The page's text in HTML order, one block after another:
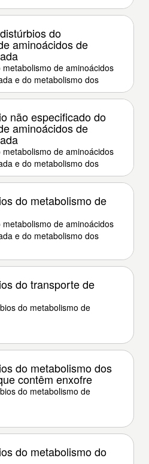
do
aminoácidos de
metabolismo de aminoácidos
e do metabolismo dos
não especificado do
aminoácidos de
metabolismo de aminoácidos
e do metabolismo dos
do metabolismo de
metabolismo de aminoácidos
e do metabolismo dos
do transporte de
do metabolismo de
do metabolismo dos
contêm enxofre
do metabolismo de
do metabolismo do